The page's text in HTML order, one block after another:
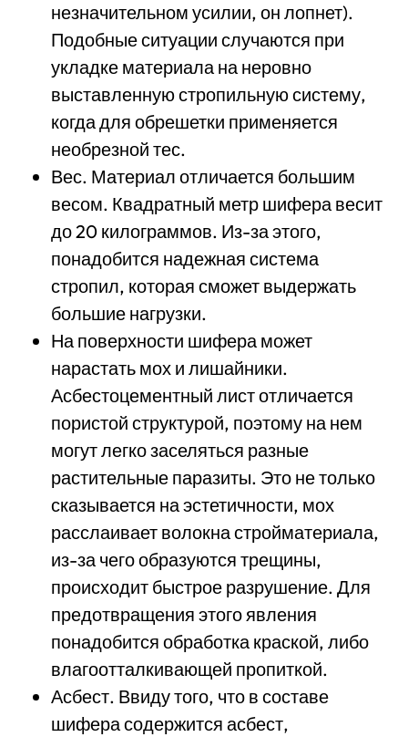
незначительном усилии, он лопнет).
Подобные ситуации случаются при
укладке материала на неровно
выставленную стропильную систему,
когда для обрешетки применяется
необрезной тес.
Вес. Материал отличается большим
весом. Квадратный метр шифера весит
до 20 килограммов. Из-за этого,
понадобится надежная система
стропил, которая сможет выдержать
большие нагрузки.
На поверхности шифера может
нарастать мох и лишайники.
Асбестоцементный лист отличается
пористой структурой, поэтому на нем
могут легко заселяться разные
растительные паразиты. Это не только
сказывается на эстетичности, мох
расслаивает волокна стройматериала,
из-за чего образуются трещины,
происходит быстрое разрушение. Для
предотвращения этого явления
понадобится обработка краской, либо
влагоотталкивающей пропиткой.
Асбест. Ввиду того, что в составе
шифера содержится асбест,